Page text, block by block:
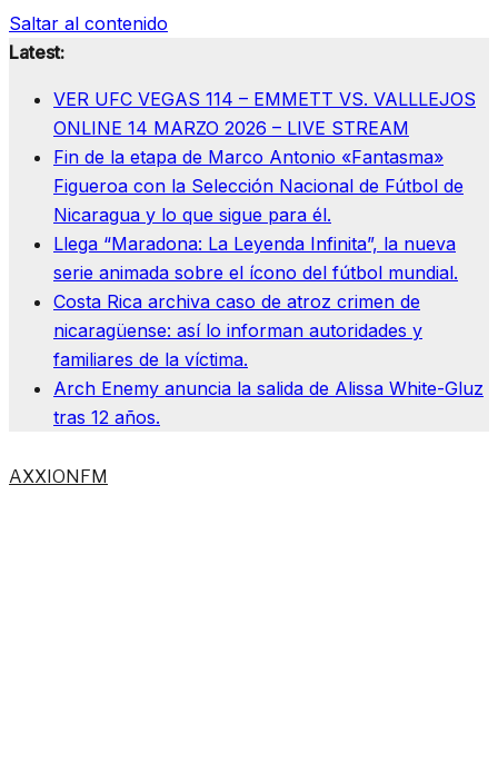
Saltar al contenido
Latest:
VER UFC VEGAS 114 – EMMETT VS. VALLLEJOS
ONLINE 14 MARZO 2026 – LIVE STREAM
Fin de la etapa de Marco Antonio «Fantasma»
Figueroa con la Selección Nacional de Fútbol de
Nicaragua y lo que sigue para él.
Llega “Maradona: La Leyenda Infinita”, la nueva
serie animada sobre el ícono del fútbol mundial.
Costa Rica archiva caso de atroz crimen de
nicaragüense: así lo informan autoridades y
familiares de la víctima.
Arch Enemy anuncia la salida de Alissa White-Gluz
tras 12 años.
AXXIONFM